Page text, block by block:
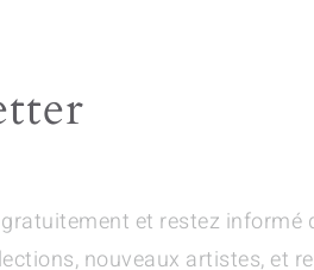
et restez informé
nouveaux artistes, et